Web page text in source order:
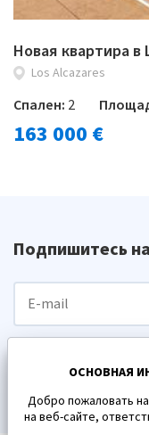
Новая квартира в
Los Alcazares
Спален: 2
163 000 €
Подпишитесь
ОСНОВНАЯ
Добро пожаловать
на веб-сайте,